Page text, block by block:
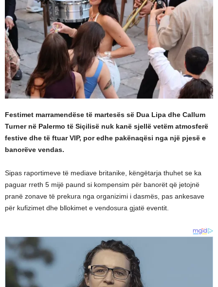
Festimet marramendëse të martesës së Dua Lipa dhe Callum
Turner në Palermo të Siçilisë nuk kanë sjellë vetëm atmosferë
festive dhe të ftuar VIP, por edhe pakënaqësi nga një pjesë e
banorëve vendas.
Sipas raportimeve të mediave britanike, këngëtarja thuhet se ka
paguar rreth 5 mijë paund si kompensim për banorët që jetojnë
pranë zonave të prekura nga organizimi i dasmës, pas ankesave
për kufizimet dhe bllokimet e vendosura gjatë eventit.